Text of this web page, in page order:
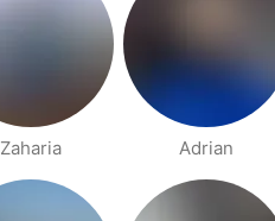
Zaharia Adrian